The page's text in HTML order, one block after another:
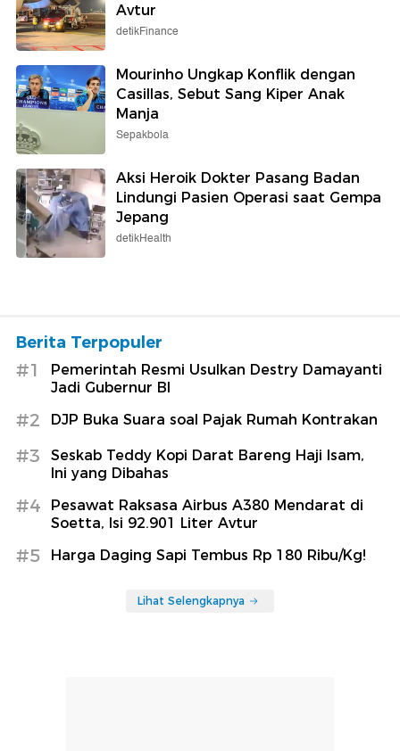
Avtur
detikFinance
Mourinho Ungkap Konflik dengan
Casillas, Sebut Sang Kiper Anak
Manja
Sepakbola
Aksi Heroik Dokter Pasang Badan
Lindungi Pasien Operasi saat Gempa
Jepang
detikHealth
Berita Terpopuler
#1
Pemerintah Resmi Usulkan Destry Damayanti
Jadi Gubernur BI
#2 DJP Buka Suara soal Pajak Rumah Kontrakan
#3
Seskab Teddy Kopi Darat Bareng Haji Isam,
Ini yang Dibahas
#4
Pesawat Raksasa Airbus A380 Mendarat di
Soetta, Isi 92.901 Liter Avtur
#5 Harga Daging Sapi Tembus Rp 180 Ribu/Kg!
Lihat Selengkapnya